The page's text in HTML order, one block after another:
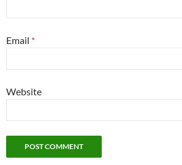
Email *
Website